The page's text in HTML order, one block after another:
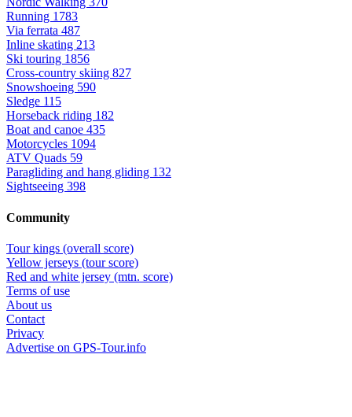
Running 1783
Via ferrata 487
Inline skating 213
Ski touring 1856
Cross-country skiing 827
Snowshoeing 590
Sledge 115
Horseback riding 182
Boat and canoe 435
Motorcycles 1094
ATV Quads 59
Paragliding and hang gliding 132
Sightseeing 398
Community
Tour kings (overall score)
Yellow jerseys (tour score)
Red and white jersey (mtn. score)
Terms of use
About us
Contact
Privacy
Advertise on GPS-Tour.info